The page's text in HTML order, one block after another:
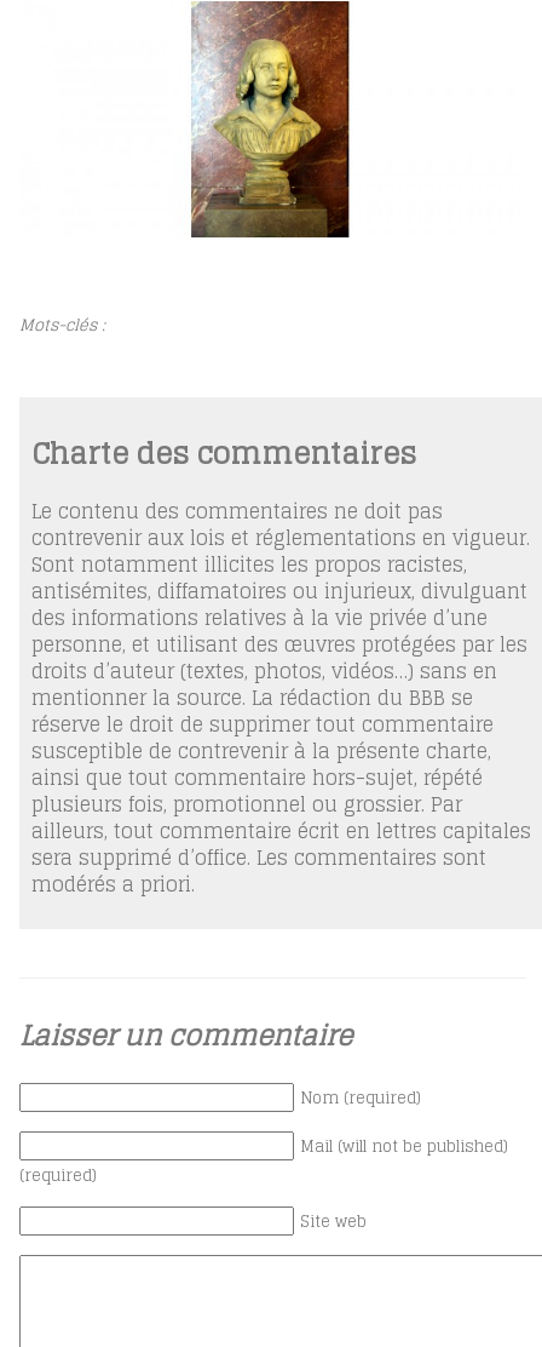
Mots-clés :
Charte des commentaires
Le contenu des commentaires ne doit pas
contrevenir aux lois et réglementations en vigueur.
Sont notamment illicites les propos racistes,
antisémites, diffamatoires ou injurieux, divulguant
des informations relatives à la vie privée d’une
personne, et utilisant des œuvres protégées par les
droits d’auteur (textes, photos, vidéos…) sans en
mentionner la source. La rédaction du BBB se
réserve le droit de supprimer tout commentaire
susceptible de contrevenir à la présente charte,
ainsi que tout commentaire hors-sujet, répété
plusieurs fois, promotionnel ou grossier. Par
ailleurs, tout commentaire écrit en lettres capitales
sera supprimé d’office. Les commentaires sont
modérés a priori.
Laisser un commentaire
Nom (required)
Mail (will not be published)
(required)
Site web